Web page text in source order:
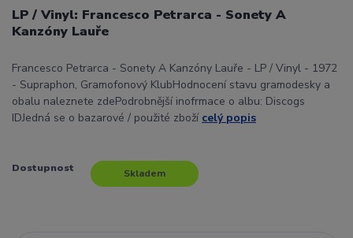
LP / Vinyl: Francesco Petrarca - Sonety A
Kanzóny Lauře
Francesco Petrarca - Sonety A Kanzóny Lauře - LP / Vinyl - 1972
- Supraphon, Gramofonový KlubHodnocení stavu gramodesky a
obalu naleznete zdePodrobnější inofrmace o albu: Discogs
IDJedná se o bazarové / použité zboží celý popis
Dostupnost Skladem